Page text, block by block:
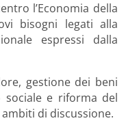
l’Economia della
bisogni legati alla
espressi dalla
gestione dei beni
sociale e riforma del
di discussione.